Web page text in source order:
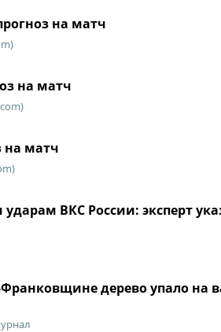
на матч
на матч
на матч
ВКС России: эксперт
дерево упало на